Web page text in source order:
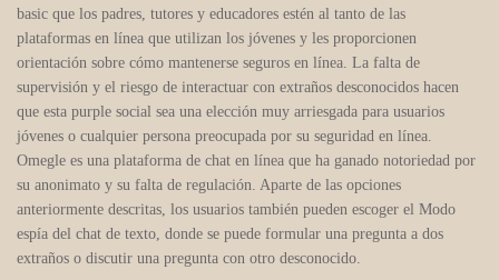
basic que los padres, tutores y educadores estén al tanto de las
plataformas en línea que utilizan los jóvenes y les proporcionen
orientación sobre cómo mantenerse seguros en línea. La falta de
supervisión y el riesgo de interactuar con extraños desconocidos hacen
que esta purple social sea una elección muy arriesgada para usuarios
jóvenes o cualquier persona preocupada por su seguridad en línea.
Omegle es una plataforma de chat en línea que ha ganado notoriedad por
su anonimato y su falta de regulación. Aparte de las opciones
anteriormente descritas, los usuarios también pueden escoger el Modo
espía del chat de texto, donde se puede formular una pregunta a dos
extraños o discutir una pregunta con otro desconocido.